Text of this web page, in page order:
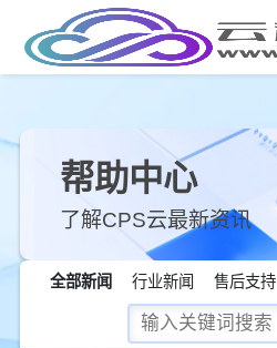
帮助中心
了解CPS云最新资讯
全部新闻 行业新闻 售后支持